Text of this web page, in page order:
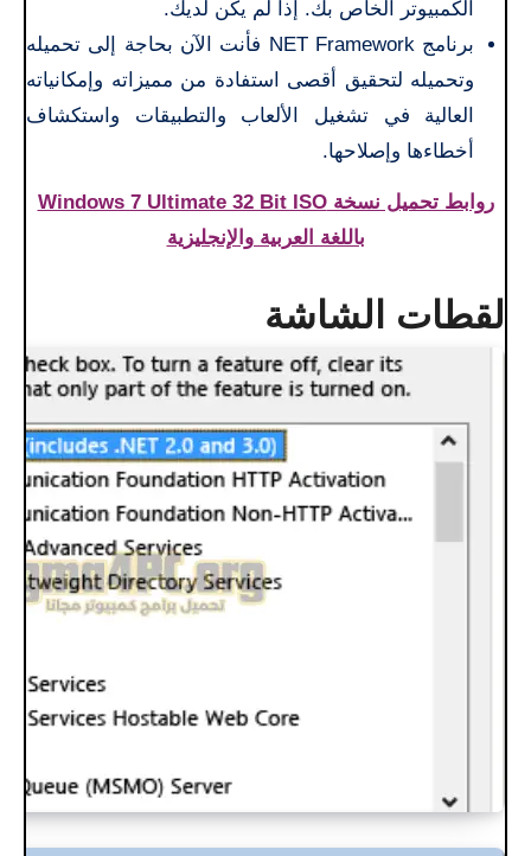
الكمبيوتر الخاص بك. إذا لم يكن لديك.
برنامج NET Framework فأنت الآن بحاجة إلى تحميله
وتحميله لتحقيق أقصى استفادة من مميزاته وإمكانياته
العالية في تشغيل الألعاب والتطبيقات واستكشاف
أخطاءها وإصلاحها.
روابط تحميل نسخة Windows 7 Ultimate 32 Bit ISO
باللغة العربية والإنجليزية
لقطات الشاشة